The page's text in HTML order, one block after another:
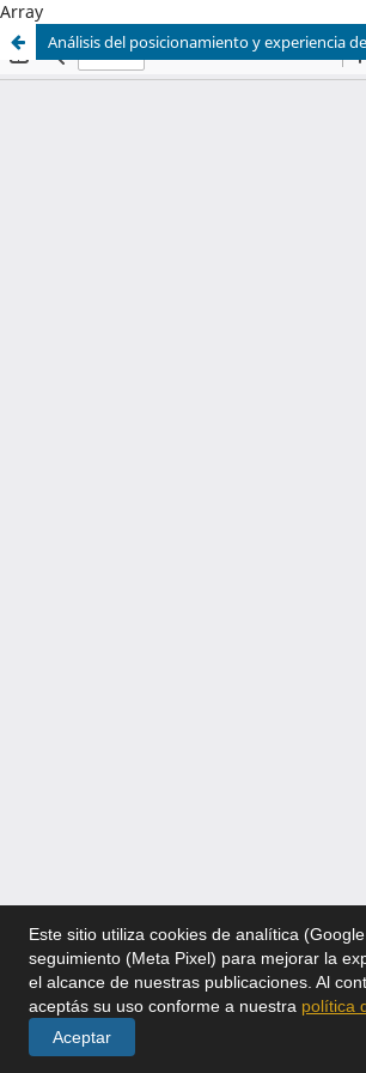
Array
Este sitio utiliza cookies de analítica
seguimiento (Meta Pixel) para mejorar la
el alcance de nuestras publicaciones. Al
aceptás su uso conforme a nuestra política
Aceptar